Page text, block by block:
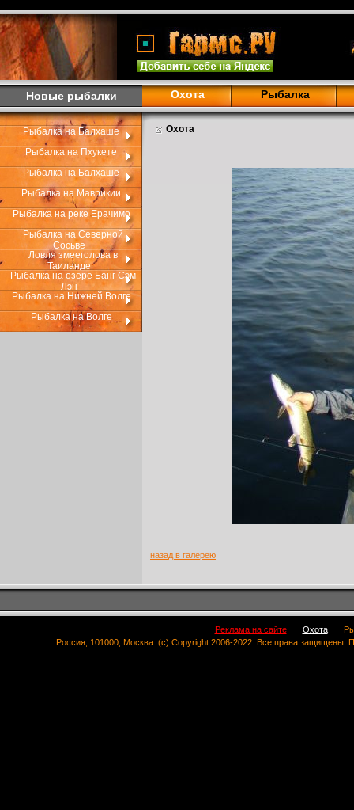
Новые рыбалки Охота Рыбалка
Рыбалка на Балхаше
Рыбалка на Пхукете
Рыбалка на Балхаше
Рыбалка на Маврикии
Рыбалка на реке Ерачимо
Рыбалка на Северной
Сосьве
Ловля змееголова в
Таиланде
Рыбалка на озере Банг Сэм
Лэн
Рыбалка на Нижней Волге
Рыбалка на Волге
Охота
назад в галерею
Реклама на сайте Охота
Россия, 101000, Москва. (c) Copyright 2006-2022. Все права защищены.